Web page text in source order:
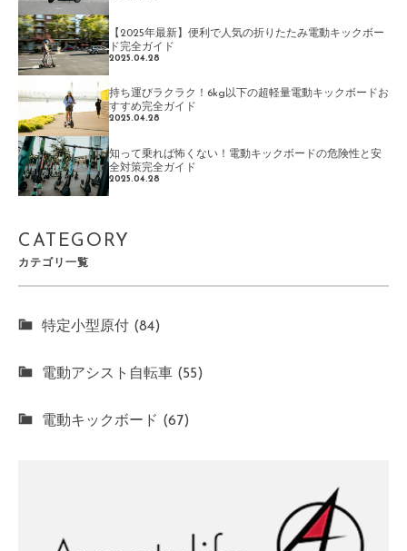
【2025年最新】便利で人気の折りたたみ電動キックボー
ド完全ガイド
2025.04.28
持ち運びラクラク！6kg以下の超軽量電動キックボードお
すすめ完全ガイド
2025.04.28
知って乗れば怖くない！電動キックボードの危険性と安
全対策完全ガイド
2025.04.28
CATEGORY
カテゴリ一覧
特定小型原付 (84)
電動アシスト自転車 (55)
電動キックボード (67)